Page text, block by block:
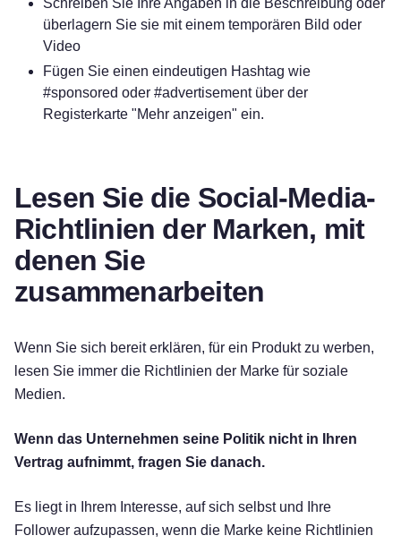
Kostenlos testen!
Schreiben Sie Ihre Angaben in die Beschreibung oder
überlagern Sie sie mit einem temporären Bild oder
Video
Fügen Sie einen eindeutigen Hashtag wie
#sponsored oder #advertisement über der
Registerkarte "Mehr anzeigen" ein.
Lesen Sie die Social-Media-
Richtlinien der Marken, mit
denen Sie
zusammenarbeiten
Wenn Sie sich bereit erklären, für ein Produkt zu werben,
lesen Sie immer die Richtlinien der Marke für soziale
Medien.
Wenn das Unternehmen seine Politik nicht in Ihren
Vertrag aufnimmt, fragen Sie danach.
Es liegt in Ihrem Interesse, auf sich selbst und Ihre
Follower aufzupassen, wenn die Marke keine Richtlinien